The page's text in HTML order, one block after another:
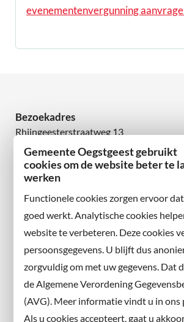
Gemeente Oegstgeest gebruikt
cookies om de website beter te
werken
Functionele cookies zorgen ervoor
goed werkt. Analytische cookies
website te verbeteren. Deze cookies
persoonsgegevens. U blijft dus
zorgvuldig om met uw gegevens. Dat
de Algemene Verordening
(AVG). Meer informatie vindt u in ons
Als u cookies accepteert, gaat u
evenementenvergunning
Bezoekadres
Rhijngeesterstraatweg 13
2342 AN Oegstgeest
Wilt u niets missen?
en volg ons ook op sociale media.
Facebook
X
Instagram
Contact met de